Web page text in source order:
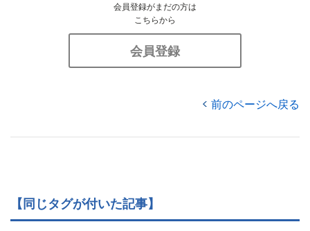
会員登録がまだの方は
こちらから
会員登録
前のページへ戻る
【同じタグが付いた記事】